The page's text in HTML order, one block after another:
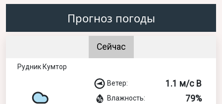
Прогноз погоды
Сейчас
Рудник Кумтор
Ветер: 1.1 м/с В
Влажность: 79%